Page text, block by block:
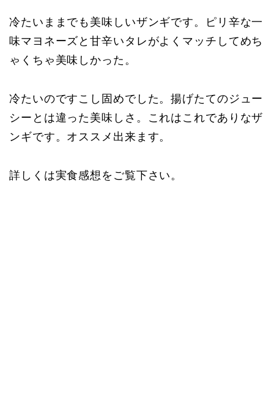
冷たいままでも美味しいザンギです。ピリ辛な一
味マヨネーズと甘辛いタレがよくマッチしてめち
ゃくちゃ美味しかった。
冷たいのですこし固めでした。揚げたてのジュー
シーとは違った美味しさ。これはこれでありなザ
ンギです。オススメ出来ます。
詳しくは実食感想をご覧下さい。